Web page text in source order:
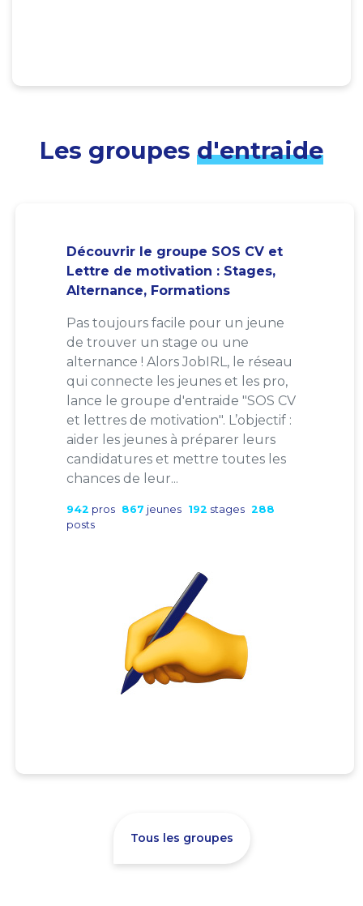
Les groupes d'entraide
Découvrir le groupe SOS CV et
Lettre de motivation : Stages,
Alternance, Formations
Pas toujours facile pour un jeune
de trouver un stage ou une
alternance ! Alors JobIRL, le réseau
qui connecte les jeunes et les pro,
lance le groupe d'entraide "SOS CV
et lettres de motivation". L’objectif :
aider les jeunes à préparer leurs
candidatures et mettre toutes les
chances de leur...
942 pros 867 jeunes 192 stages 288
posts
Tous les groupes